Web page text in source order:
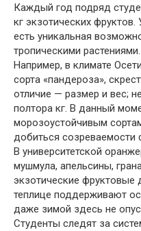
Каждый год подряд
кг экзотических
есть уникальная
тропическими растениями.
Например, в климате
сорта «пандероза»,
отличие — размер и вес;
полтора кг. В данный
морозоустойчивым
добиться созреваемости
В университетской
мушмула, апельсины,
экзотические фруктовые
теплице поддерживают
даже зимой здесь не
Студенты следят за